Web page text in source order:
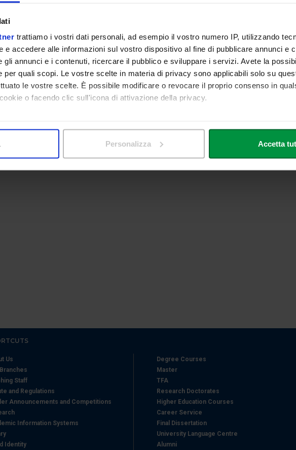
trattiamo i vostri dati personali, ad esempio il vostro numero IP, utilizzando
e accedere alle informazioni sul vostro dispositivo al fine di pubblicare annunci e
gli annunci e i contenuti, ricercare il pubblico e sviluppare i servizi. Avete la
per quali scopi. Le vostre scelte in materia di privacy sono applicabili solo su
le vostre scelte. È possibile modificare o revocare il proprio consenso in
o facendo clic sull'icona di attivazione della privacy.
scansionandolo attivamente alla ricerca di caratteristiche specifiche
Personalizza Accetta
Vitae
is available to receive the students at the end of the lessons. However, the students
Us
Staff
and Regulations
Announcements and Competitions
Information Systems
Identity
Degree Courses
Master
TFA
Research Doctorates
Higher Education Courses
Career Service
Final Dissertation
University Language Centre
Alumni